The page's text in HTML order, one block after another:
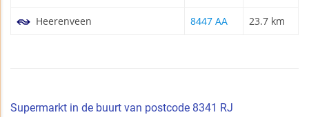
Heerenveen 8447 AA 23.7 km
Supermarkt in de buurt van postcode 8341 RJ